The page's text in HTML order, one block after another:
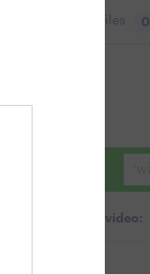
Files 0
Zoeken in foto & video: